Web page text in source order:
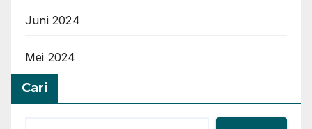
Juni 2024
Mei 2024
Cari